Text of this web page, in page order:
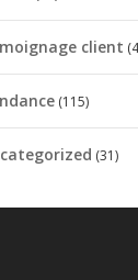
client
(115)
(31)